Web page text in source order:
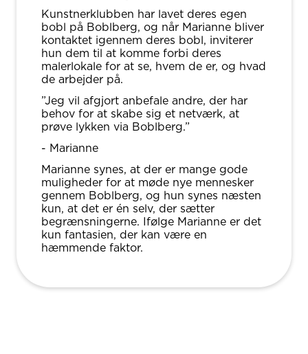
Kunstnerklubben har lavet deres egen
bobl på Boblberg, og når Marianne bliver
kontaktet igennem deres bobl, inviterer
hun dem til at komme forbi deres
malerlokale for at se, hvem de er, og hvad
de arbejder på.
”Jeg vil afgjort anbefale andre, der har
behov for at skabe sig et netværk, at
prøve lykken via Boblberg.”
- Marianne
Marianne synes, at der er mange gode
muligheder for at møde nye mennesker
gennem Boblberg, og hun synes næsten
kun, at det er én selv, der sætter
begrænsningerne. Ifølge Marianne er det
kun fantasien, der kan være en
hæmmende faktor.